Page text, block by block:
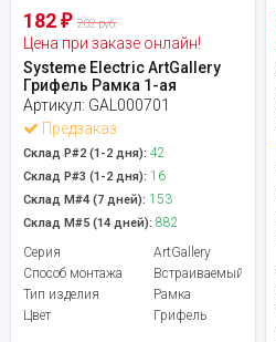
182 ₽ 202 руб.
Цена при заказе онлайн!
Systeme Electric ArtGallery
Грифель Рамка 1-ая
Артикул: GAL000701
Предзаказ
Склад Р#2 (1-2 дня): 42
Склад Р#3 (1-2 дня): 16
Склад М#4 (7 дней): 153
Склад М#5 (14 дней): 882
Серия
ArtGallery
Способ монтажа
Встраиваемый
Тип изделия
Рамка
Цвет
Грифель